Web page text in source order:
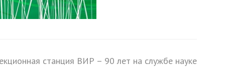
станция ВИР – 90 лет на службе науке